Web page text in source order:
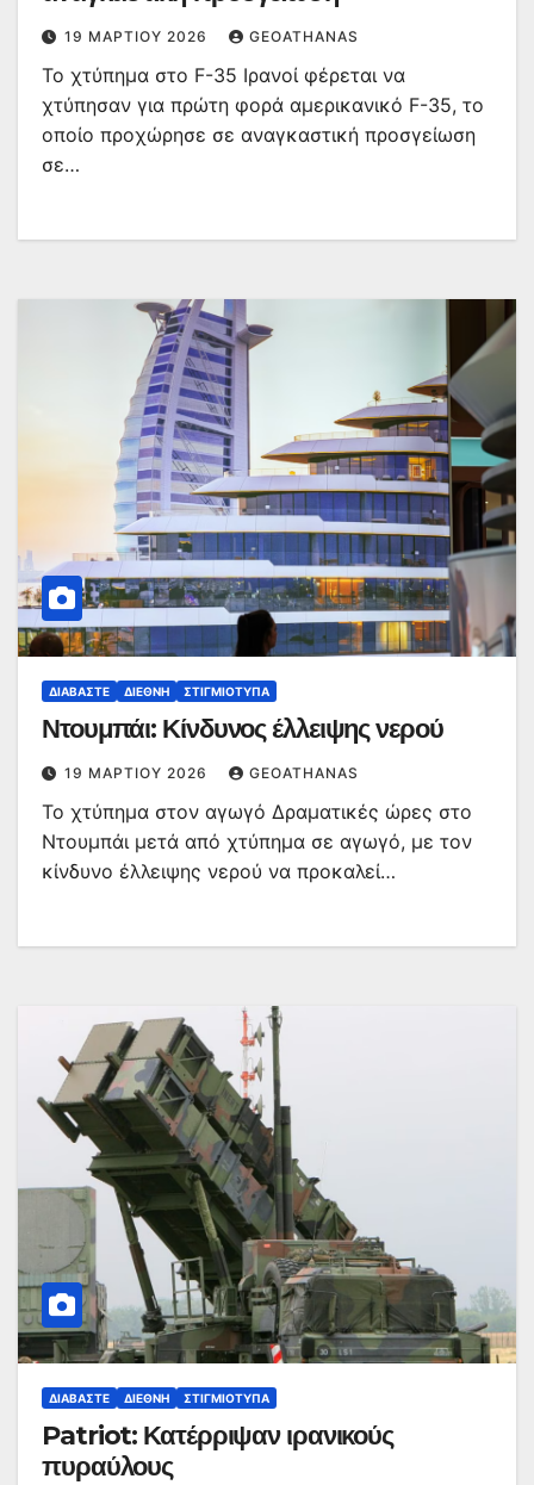
19 ΜΑΡΤΊΟΥ 2026 GEOATHANAS
Το χτύπημα στο F-35 Ιρανοί φέρεται να
χτύπησαν για πρώτη φορά αμερικανικό F-35, το
οποίο προχώρησε σε αναγκαστική προσγείωση
σε…
ΔΙΑΒΆΣΤΕ ΔΙΕΘΝΉ ΣΤΙΓΜΙΌΤΥΠΑ
Ντουμπάι: Κίνδυνος έλλειψης νερού
19 ΜΑΡΤΊΟΥ 2026 GEOATHANAS
Το χτύπημα στον αγωγό Δραματικές ώρες στο
Ντουμπάι μετά από χτύπημα σε αγωγό, με τον
κίνδυνο έλλειψης νερού να προκαλεί…
ΔΙΑΒΆΣΤΕ ΔΙΕΘΝΉ ΣΤΙΓΜΙΌΤΥΠΑ
Patriot: Κατέρριψαν ιρανικούς
πυραύλους